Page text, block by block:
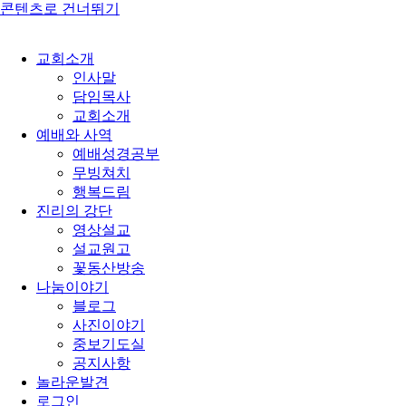
콘텐츠로 건너뛰기
교회소개
인사말
담임목사
교회소개
예배와 사역
예배성경공부
무빙쳐치
행복드림
진리의 강단
영상설교
설교원고
꽃동산방송
나눔이야기
블로그
사진이야기
중보기도실
공지사항
놀라운발견
로그인